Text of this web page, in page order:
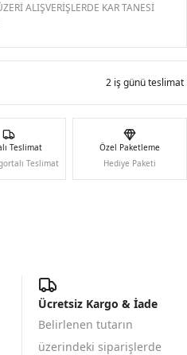
ALIŞVERİŞLERDE KAR TANESİ
2 iş günü teslimat
Teslimat
Teslimat
Özel Paketleme
Hediye Paketi
Ücretsiz Kargo & İade
Belirlenen tutarın
üzerindeki siparişlerde